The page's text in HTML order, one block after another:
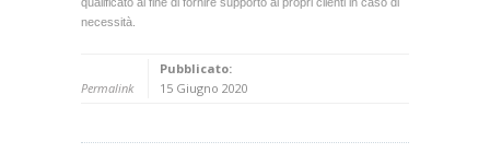
necessità.
Permalink
Pubblicato:
15 Giugno 2020